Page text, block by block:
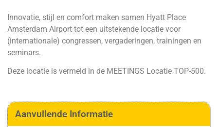
Innovatie, stijl en comfort maken samen Hyatt Place
Amsterdam Airport tot een uitstekende locatie voor
(internationale) congressen, vergaderingen, trainingen en
seminars.
Deze locatie is vermeld in de MEETINGS Locatie TOP-500.
Aanvullende Informatie